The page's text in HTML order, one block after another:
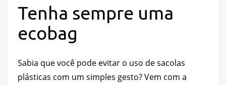
Tenha sempre uma
ecobag
Sabia que você pode evitar o uso de sacolas
plásticas com um simples gesto? Vem com a